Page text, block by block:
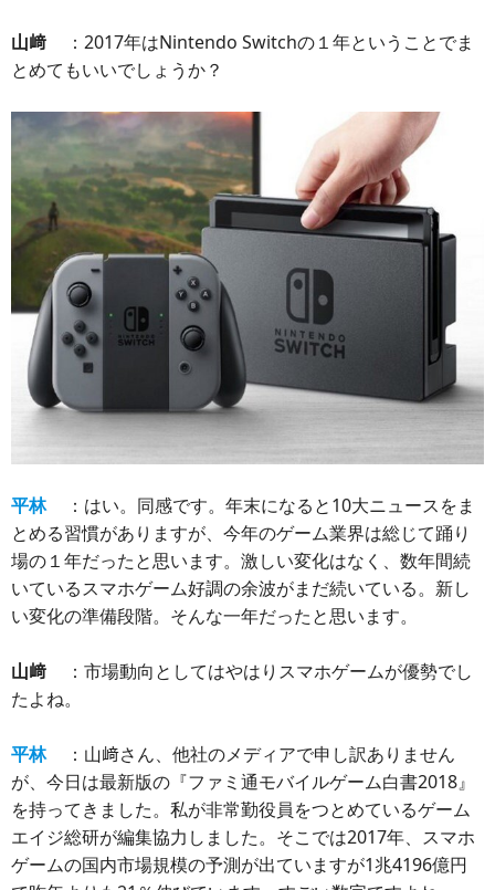
山﨑
：2017年はNintendo Switchの１年ということでま
とめてもいいでしょうか？
平林
：はい。同感です。年末になると10大ニュースをま
とめる習慣がありますが、今年のゲーム業界は総じて踊り
場の１年だったと思います。激しい変化はなく、数年間続
いているスマホゲーム好調の余波がまだ続いている。新し
い変化の準備段階。そんな一年だったと思います。
山﨑
：市場動向としてはやはりスマホゲームが優勢でし
たよね。
平林
：山﨑さん、他社のメディアで申し訳ありません
が、今日は最新版の『ファミ通モバイルゲーム白書2018』
を持ってきました。私が非常勤役員をつとめているゲーム
エイジ総研が編集協力しました。そこでは2017年、スマホ
ゲームの国内市場規模の予測が出ていますが1兆4196億円